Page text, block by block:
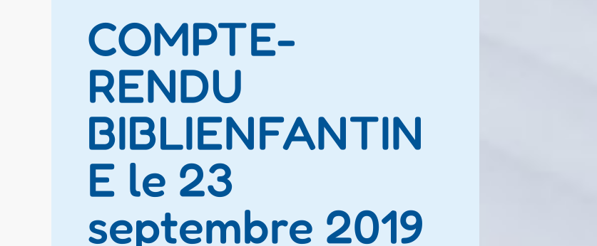
COMPTE-
RENDU
BIBLIENFANTIN
E le 23
septembre 2019